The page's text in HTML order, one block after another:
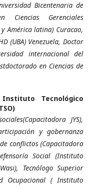
Bicentenaria de
Ciencias Gerenciales
América latina) Curacao,
(UBA) Venezuela, Doctor
internacional del
en Ciencias de
Instituto Tecnológico
JYS),
y gobernanza
conflictos (Capacitadora
Social (Instituto
Tecnólogo Superior
Ocupacional ( Instituto